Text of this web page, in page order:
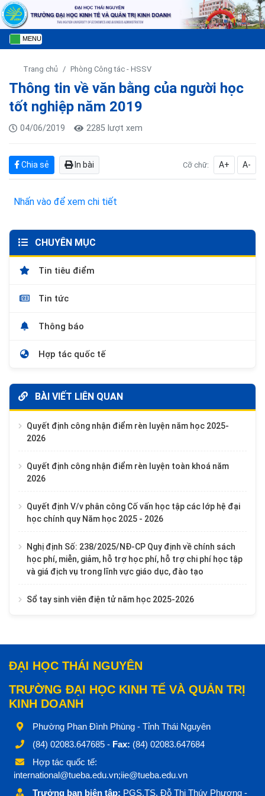
MENU
Trang chủ Phòng Công tác - HSSV
Thông tin về văn bằng của người học
tốt nghiệp năm 2019
04/06/2019 2285 lượt xem
Chia sẻ In bài Cỡ chữ: A+ A-
Nhấn vào để xem chi tiết
CHUYÊN MỤC
Tin tiêu điểm
Tin tức
Thông báo
Hợp tác quốc tế
BÀI VIẾT LIÊN QUAN
Quyết định công nhận điểm rèn luyện năm học 2025-
2026
Quyết định công nhận điểm rèn luyện toàn khoá năm
2026
Quyết định V/v phân công Cố vấn học tập các lớp hệ đại
học chính quy Năm học 2025 - 2026
Nghị định Số: 238/2025/NĐ-CP Quy định về chính sách
học phí, miễn, giảm, hỗ trợ học phí, hỗ trợ chi phí học tập
và giá địch vụ trong lĩnh vực giáo dục, đào tạo
Sổ tay sinh viên điện tử năm học 2025-2026
ĐẠI HỌC THÁI NGUYÊN
TRƯỜNG ĐẠI HỌC KINH TẾ VÀ QUẢN TRỊ
KINH DOANH
Phường Phan Đình Phùng - Tỉnh Thái Nguyên
(84) 02083.647685 - Fax: (84) 02083.647684
Hợp tác quốc tế:
international@tueba.edu.vn;iie@tueba.edu.vn
Trưởng ban biên tập: PGS.TS. Đỗ Thị Thúy Phương -